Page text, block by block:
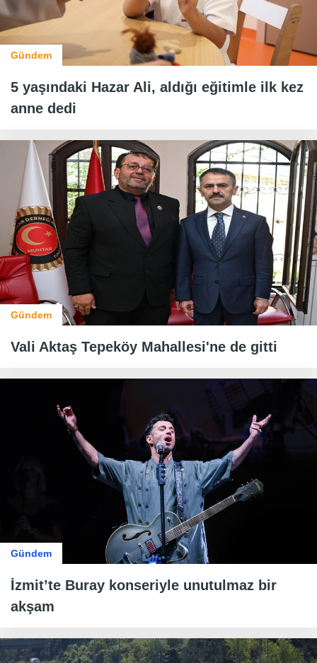
Gündem
5 yaşındaki Hazar Ali, aldığı eğitimle ilk kez
anne dedi
Gündem
Vali Aktaş Tepeköy Mahallesi'ne de gitti
Gündem
İzmit’te Buray konseriyle unutulmaz bir
akşam